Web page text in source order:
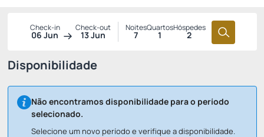
Check-in
06 Jun
Check-out
13 Jun
Noites
7
Quartos
1
Hóspedes
2
Disponibilidade
Não encontramos disponibilidade para o período
selecionado.
Selecione um novo período e verifique a disponibilidade.